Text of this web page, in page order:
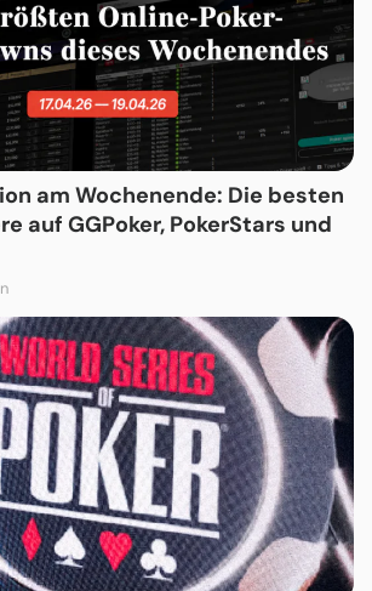
am Wochenende: Die besten
auf GGPoker, PokerStars und